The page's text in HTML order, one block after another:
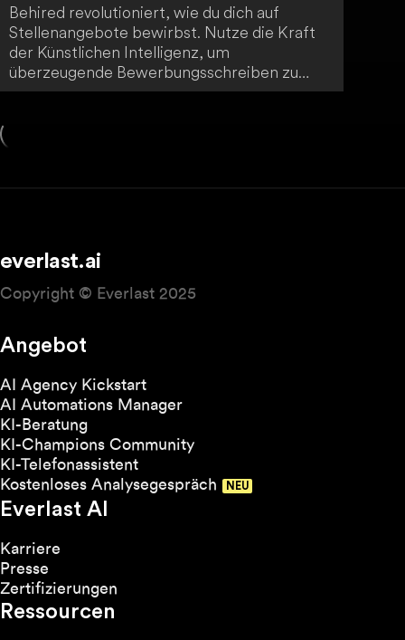
Behired revolutioniert, wie du dich auf
Stellenangebote bewirbst. Nutze die Kraft
der Künstlichen Intelligenz, um
überzeugende Bewerbungsschreiben zu
erstellen, Vorstellungsgespräche mit
everlast.ai
Copyright © Everlast 2025
Angebot
AI Agency Kickstart
AI Automations Manager
KI-Beratung
KI-Champions Community
KI-Telefonassistent
Kostenloses Analysegespräch
Everlast AI
Karriere
Presse
Zertifizierungen
Ressourcen